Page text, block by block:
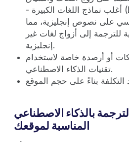
- أغلب نماذج اللغات الكبيرة (LLMs) المشهورة حاليًا
على نصوص إنجليزية، مما
للترجمة إلى أزواج لغات غير
إنجليزية.
أو أرصدة خاصة لاستخدام
تقنيات الذكاء الاصطناعي.
بالذكاء الاصطناعي
المناسبة لموقعك